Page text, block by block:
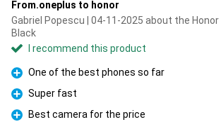
From.oneplus to honor
Gabriel Popescu | 04-11-2025 about the Honor
Black
I recommend this product
Pro
One of the best phones so far
Pro
Super fast
Pro
Best camera for the price